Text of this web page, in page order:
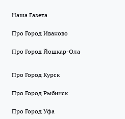
Наша Газета
Про Город Иваново
Про Город Йошкар-Ола
Про Город Курск
Про Город Рыбинск
Про Город Уфа